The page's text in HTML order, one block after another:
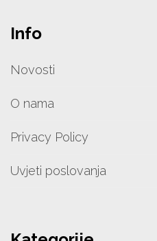
Info
Novosti
O nama
Privacy Policy
Uvjeti poslovanja